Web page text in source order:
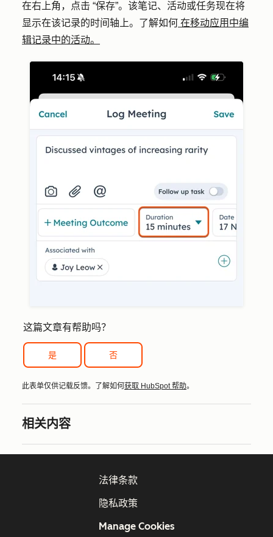
在右上角，点击 “保存”。该笔记、活动或任务现在将
显示在该记录的时间轴上。了解如何 在移动应用中编
辑记录中的活动。
这篇文章有帮助吗？
是 否
此表单仅供记载反馈。了解如何 获取 HubSpot 帮助。
相关内容
法律条款
隐私政策
Manage Cookies